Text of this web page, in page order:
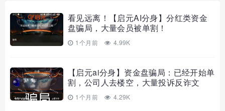
看见远离！【启元AI分身】分红类资金
盘骗局，大量会员被单割！
1个月前 4.99K
【启元ai分身】资金盘骗局：已经开始单
割，公司人去楼空，大量投诉反诈文
章，要崩盘跑路了，速度撤离…
1个月前 4.29K